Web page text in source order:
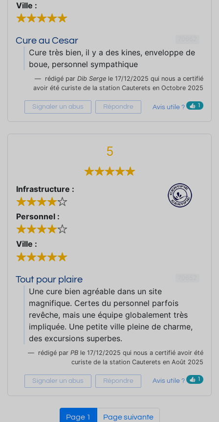
Ville :
Cure au Cesar
Cure très bien, il y a des kines, enveloppe de
boue, personnel sympathique
rédigé par Dib Serge le 17/12/2025 qui nous a certifié
avoir été curiste de la station Cauterets en Octobre 2025
Signaler un abus Répondre Avis utile ? 1
5
Infrastructure :
Personnel :
Ville :
Tout pour plaire
Une cure bien agréable dans un site
magnifique. Certes du personnel parfois
revêche, mais une équipe globalement très
impliquée. Une petite ville pleine de charme,
des excursions superbes.
rédigé par PB le 17/12/2025 qui nous a certifié avoir été
curiste de la station Cauterets en Août 2025
Signaler un abus Répondre Avis utile ? 1
Page 1 Page suivante